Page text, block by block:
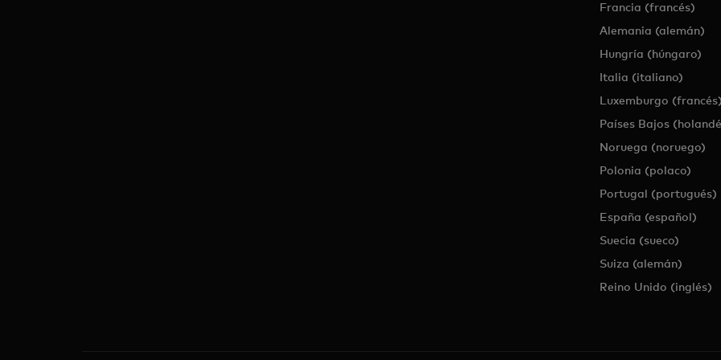
Francia (francés)
Alemania (alemán)
Hungría (húngaro)
Italia (italiano)
Luxemburgo
Países Bajos
Noruega (noruego)
Polonia (polaco)
Portugal (portugués)
España (español)
Suecia (sueco)
Suiza (alemán)
Reino Unido (inglés)